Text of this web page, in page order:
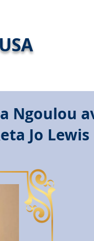
Ngoulou
Jo Lewis